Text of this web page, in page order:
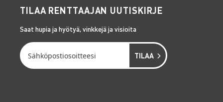
TILAA RENTTAAJAN UUTISKIRJE
Saat hupia ja hyötyä, vinkkejä ja visioita